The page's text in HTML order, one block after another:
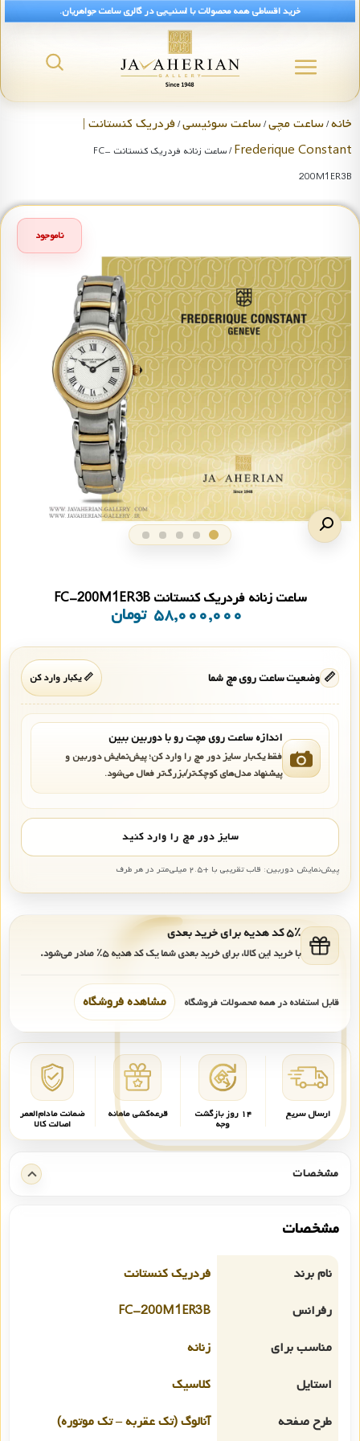
خرید اقساطی همه محصولات با اسنپ‌پی در گالری ساعت جواهریان.
خانه/ساعت مچی/ساعت سوئیسی/فردریک کنستانت |
Frederique Constant
/ ساعت زنانه فردریک کنستانت FC-
200M1ER3B
ناموجود
ساعت زنانه فردریک کنستانت FC-200M1ER3B
۵۸,۰۰۰,۰۰۰ تومان
📏 وضعیت ساعت روی مچ شما 📏 یکبار وارد کن
اندازه ساعت روی مچت رو با دوربین ببین
فقط یک‌بار سایز دور مچ را وارد کن؛ پیش‌نمایش دوربین و
پیشنهاد مدل‌های کوچک‌تر/بزرگ‌تر فعال می‌شود.
سایز دور مچ را وارد کنید
پیش‌نمایش دوربین: قاب تقریبی با +۲.۵ میلی‌متر در هر طرف
۵٪ کد هدیه برای خرید بعدی
با خرید این کالا، برای خرید بعدی شما یک کد هدیه۵٪ صادر می‌شود.
قابل استفاده در همه محصولات فروشگاه مشاهده فروشگاه
ارسال سریع ۱۴ روز بازگشت
وجه
قرعه‌کشی ماهانه ضمانت مادام‌العمر
اصالت کالا
مشخصات
مشخصات
نام برند
فردریک کنستانت
رفرانس
FC-200M1ER3B
مناسب برای
زنانه
استایل
کلاسیک
طرح صفحه
آنالوگ (تک عقربه – تک موتوره)